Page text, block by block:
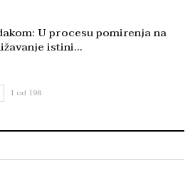
U procesu pomirenja na
istini…
1 od 198